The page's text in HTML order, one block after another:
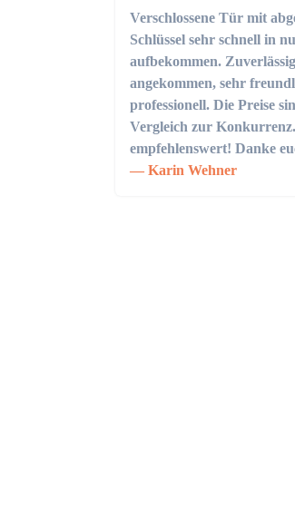
Verschlossene Tür mit
Schlüssel sehr schnell in
aufbekommen.
angekommen, sehr
professionell. Die Preise
Vergleich zur
empfehlenswert! Danke
Karin Wehner